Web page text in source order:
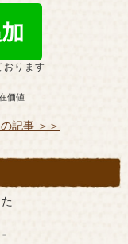
おります
価値
記事 ＞＞